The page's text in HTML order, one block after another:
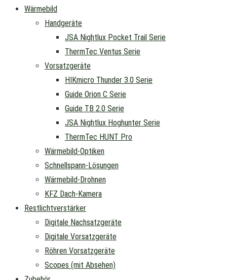
Wärmebild
Handgeräte
JSA Nightlux Pocket Trail Serie
ThermTec Ventus Serie
Vorsatzgeräte
HIKmicro Thunder 3.0 Serie
Guide Orion C Serie
Guide TB 2.0 Serie
JSA Nightlux Hoghunter Serie
ThermTec HUNT Pro
Wärmebild-Optiken
Schnellspann-Lösungen
Wärmebild-Drohnen
KFZ Dach-Kamera
Restlichtverstärker
Digitale Nachsatzgeräte
Digitale Vorsatzgeräte
Röhren Vorsatzgeräte
Scopes (mit Absehen)